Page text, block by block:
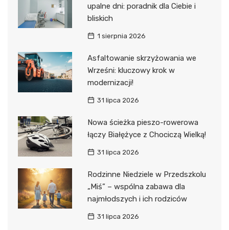
upalne dni: poradnik dla Ciebie i
bliskich
1 sierpnia 2026
Asfaltowanie skrzyżowania we
Wrześni: kluczowy krok w
modernizacji!
31 lipca 2026
Nowa ścieżka pieszo-rowerowa
łączy Białężyce z Chociczą Wielką!
31 lipca 2026
Rodzinne Niedziele w Przedszkolu
„Miś” – wspólna zabawa dla
najmłodszych i ich rodziców
31 lipca 2026